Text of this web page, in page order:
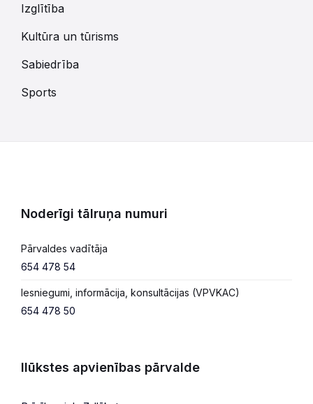
Izglītība
Kultūra un tūrisms
Sabiedrība
Sports
Noderīgi tālruņa numuri
Pārvaldes vadītāja
654 478 54
Iesniegumi, informācija, konsultācijas (VPVKAC)
654 478 50
Ilūkstes apvienības pārvalde